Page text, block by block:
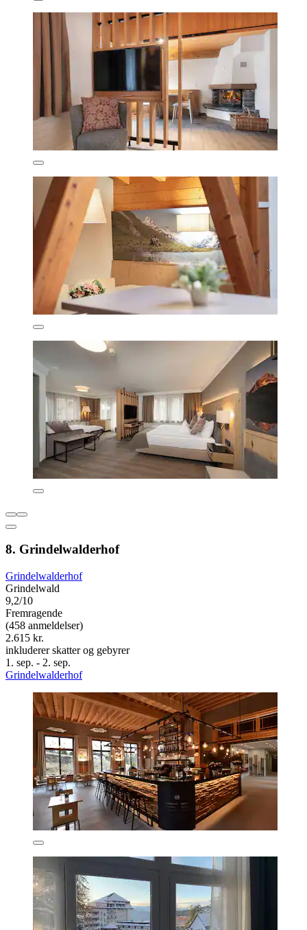
8. Grindelwalderhof
Grindelwalderhof
Grindelwald
9,2/10
Fremragende
(458 anmeldelser)
2.615 kr.
inkluderer skatter og gebyrer
1. sep. - 2. sep.
Grindelwalderhof